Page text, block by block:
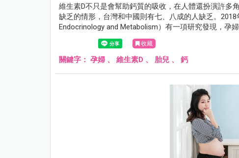
維生素D不只是會幫助鈣質的吸收，在人體還扮演許多
缺乏的情形，台灣和中國則有七、八成的人缺乏。
Endocrinology and Metabolism）有一項研究發現，孕
收藏
關鍵字： 孕婦 、 維生素D 、 胎兒 、 鈣